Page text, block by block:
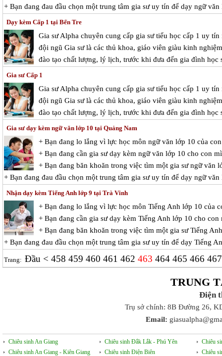
+ Bạn đang đau đầu chọn một trung tâm gia sư uy tín để dạy ngữ
Dạy kèm Cấp 1 tại Bến Tre
Gia sư Alpha chuyên cung cấp gia sư tiểu học cấp 1 uy
đội ngũ Gia sư là các thủ khoa, giáo viên giàu kinh
đào tạo chất lượng, lý lịch, trước khi đưa đến gia đình học
Gia sư Cấp 1
Gia sư Alpha chuyên cung cấp gia sư tiểu học cấp 1 uy
đội ngũ Gia sư là các thủ khoa, giáo viên giàu kinh
đào tạo chất lượng, lý lịch, trước khi đưa đến gia đình học
Gia sư dạy kèm ngữ văn lớp 10 tại Quảng Nam
+ Bạn đang lo lắng vì lực học môn ngữ văn lớp 10 của
+ Bạn đang cần gia sư dạy kèm ngữ văn lớp 10 cho con
+ Bạn đang băn khoăn trong việc tìm một gia sư ngữ văn
+ Bạn đang đau đầu chọn một trung tâm gia sư uy tín để dạy ngữ
Nhận dạy kèm Tiếng Anh lớp 9 tại Trà Vinh
+ Bạn đang lo lắng vì lực học môn Tiếng Anh lớp 10 của
+ Bạn đang cần gia sư dạy kèm Tiếng Anh lớp 10 cho con
+ Bạn đang băn khoăn trong việc tìm một gia sư Tiếng
+ Bạn đang đau đầu chọn một trung tâm gia sư uy tín để dạy Tiếng
Trang: Đầu < 458 459 460 461 462 463 464 465 466
TRUNG
Điện
Trụ sở chính: 8B Đường 26,
Email:
Chiêu sinh An Giang
Chiêu sinh An Giang - Kiên Giang
Chiêu sinh Đắk Lắk - Phú Yên
Chiêu sinh Điện Biên
Chiêu
Chiêu